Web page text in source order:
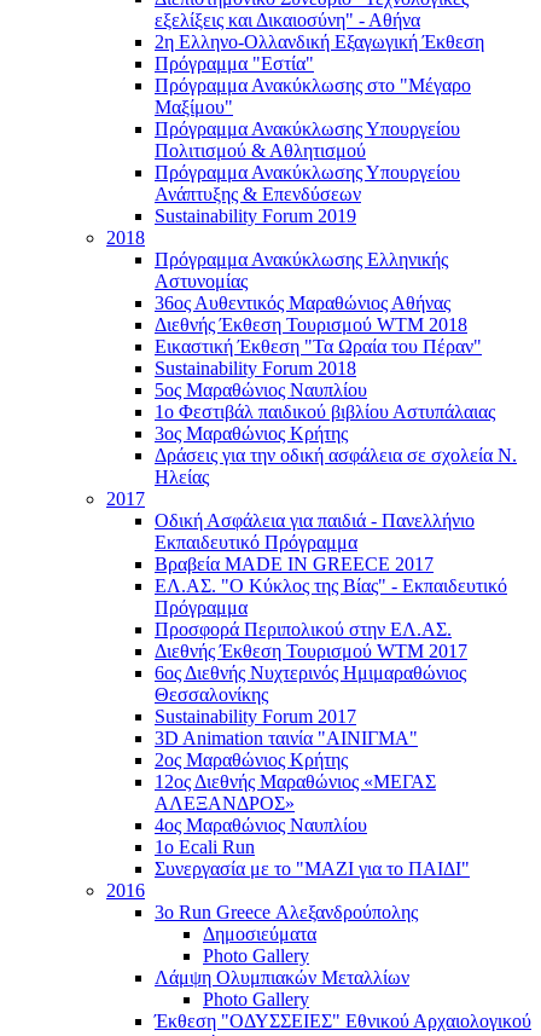
εξελίξεις και Δικαιοσύνη" - Αθήνα
2η Ελληνο-Ολλανδική Εξαγωγική Έκθεση
Πρόγραμμα "Εστία"
Πρόγραμμα Ανακύκλωσης στο "Μέγαρο
Μαξίμου"
Πρόγραμμα Ανακύκλωσης Υπουργείου
Πολιτισμού & Αθλητισμού
Πρόγραμμα Ανακύκλωσης Υπουργείου
Ανάπτυξης & Επενδύσεων
Sustainability Forum 2019
2018
Πρόγραμμα Ανακύκλωσης Ελληνικής
Αστυνομίας
36ος Αυθεντικός Μαραθώνιος Αθήνας
Διεθνής Έκθεση Τουρισμού WTM 2018
Εικαστική Έκθεση "Τα Ωραία του Πέραν"
Sustainability Forum 2018
5ος Μαραθώνιος Ναυπλίου
1ο Φεστιβάλ παιδικού βιβλίου Αστυπάλαιας
3ος Μαραθώνιος Κρήτης
Δράσεις για την οδική ασφάλεια σε σχολεία Ν.
Ηλείας
2017
Οδική Ασφάλεια για παιδιά - Πανελλήνιο
Εκπαιδευτικό Πρόγραμμα
Βραβεία MADE IN GREECE 2017
ΕΛ.ΑΣ. "Ο Κύκλος της Βίας" - Εκπαιδευτικό
Πρόγραμμα
Προσφορά Περιπολικού στην ΕΛ.ΑΣ.
Διεθνής Έκθεση Τουρισμού WTM 2017
6ος Διεθνής Νυχτερινός Ημιμαραθώνιος
Θεσσαλονίκης
Sustainability Forum 2017
3D Animation ταινία "ΑΙΝΙΓΜΑ"
2ος Μαραθώνιος Κρήτης
12ος Διεθνής Μαραθώνιος «ΜΕΓΑΣ
ΑΛΕΞΑΝΔΡΟΣ»
4ος Μαραθώνιος Ναυπλίου
1ο Ecali Run
Συνεργασία με το "ΜΑΖΙ για το ΠΑΙΔΙ"
2016
3ο Run Greece Αλεξανδρούπολης
Δημοσιεύματα
Photo Gallery
Λάμψη Ολυμπιακών Μεταλλίων
Photo Gallery
Έκθεση "ΟΔΥΣΣΕΙΕΣ" Εθνικού Αρχαιολογικού